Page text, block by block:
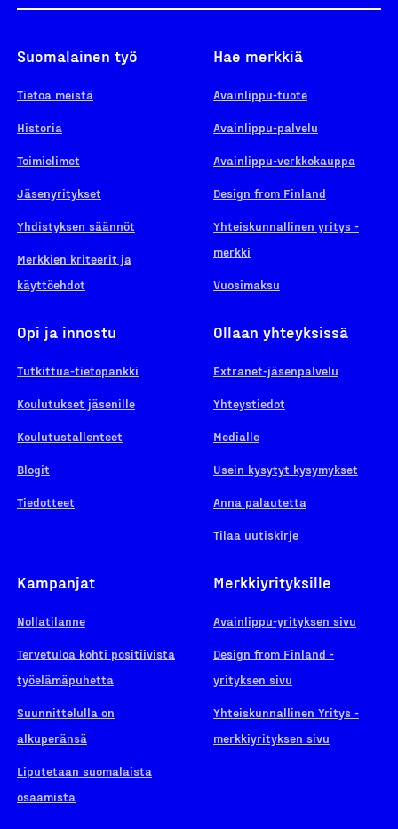
Suomalainen työ
Tietoa meistä
Historia
Toimielimet
Jäsenyritykset
Yhdistyksen säännöt
Merkkien kriteerit ja
käyttöehdot
Hae merkkiä
Avainlippu-tuote
Avainlippu-palvelu
Avainlippu-verkkokauppa
Design from Finland
Yhteiskunnallinen yritys -
merkki
Vuosimaksu
Opi ja innostu
Tutkittua-tietopankki
Koulutukset jäsenille
Koulutustallenteet
Blogit
Tiedotteet
Ollaan yhteyksissä
Extranet-jäsenpalvelu
Yhteystiedot
Medialle
Usein kysytyt kysymykset
Anna palautetta
Tilaa uutiskirje
Kampanjat
Nollatilanne
Tervetuloa kohti positiivista
työelämäpuhetta
Suunnittelulla on
alkuperänsä
Liputetaan suomalaista
osaamista
Merkkiyrityksille
Avainlippu-yrityksen sivu
Design from Finland -
yrityksen sivu
Yhteiskunnallinen Yritys -
merkkiyrityksen sivu